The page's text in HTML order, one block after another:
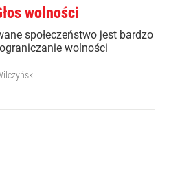
wolności
społeczeństwo jest bardzo
wolności